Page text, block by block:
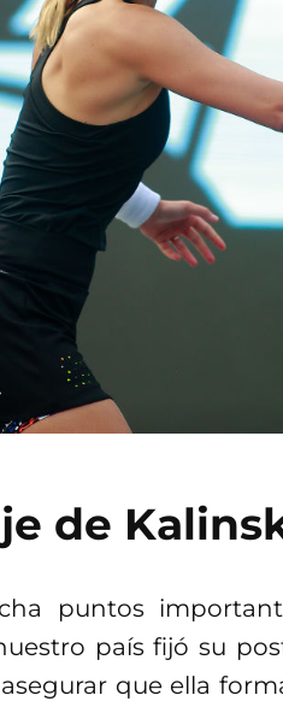
de
puntos
país fijó su
que ella